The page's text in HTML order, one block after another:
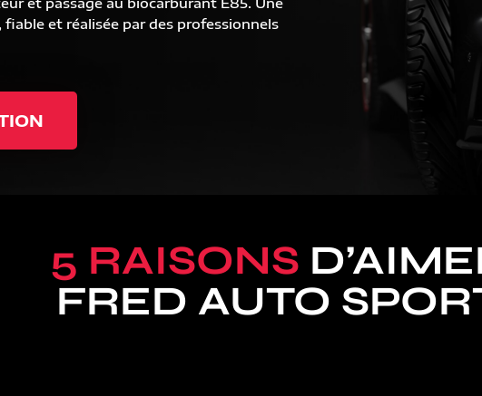
et réalisée par des professionnels
5 RAISONS
FRED AUTO